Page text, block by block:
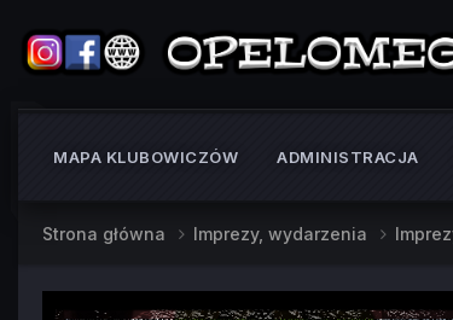
MAPA KLUBOWICZÓW ADMINISTRACJA
Strona główna Imprezy, wydarzenia